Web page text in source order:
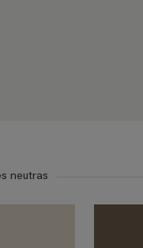
neutras